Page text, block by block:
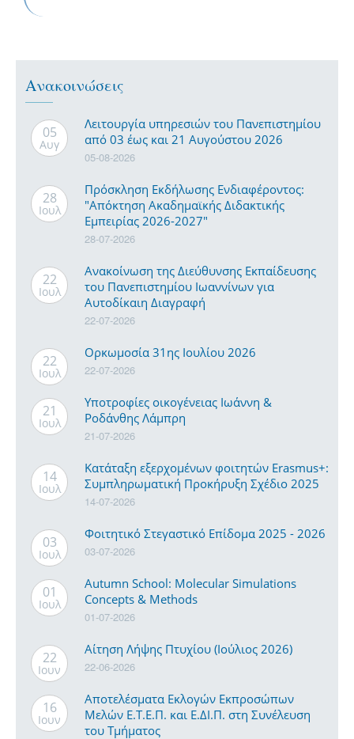
Ανακοινώσεις
05
Αυγ
Λειτουργία υπηρεσιών του Πανεπιστημίου
από 03 έως και 21 Αυγούστου 2026
05-08-2026
28
Ιουλ
Πρόσκληση Εκδήλωσης Ενδιαφέροντος:
"Απόκτηση Ακαδημαϊκής Διδακτικής
Εμπειρίας 2026-2027"
28-07-2026
22
Ιουλ
Ανακοίνωση της Διεύθυνσης Εκπαίδευσης
του Πανεπιστημίου Ιωαννίνων για
Αυτοδίκαιη Διαγραφή
22-07-2026
22
Ιουλ
Ορκωμοσία 31ης Ιουλίου 2026
22-07-2026
21
Ιουλ
Υποτροφίες οικογένειας Ιωάννη &
Ροδάνθης Λάμπρη
21-07-2026
14
Ιουλ
Κατάταξη εξερχομένων φοιτητών Erasmus+:
Συμπληρωματική Προκήρυξη Σχέδιο 2025
14-07-2026
03
Ιουλ
Φοιτητικό Στεγαστικό Επίδομα 2025 - 2026
03-07-2026
01
Ιουλ
Autumn School: Molecular Simulations
Concepts & Methods
01-07-2026
22
Ιουν
Αίτηση Λήψης Πτυχίου (Ιούλιος 2026)
22-06-2026
16
Ιουν
Αποτελέσματα Εκλογών Εκπροσώπων
Μελών Ε.Τ.Ε.Π. και Ε.ΔΙ.Π. στη Συνέλευση
του Τμήματος